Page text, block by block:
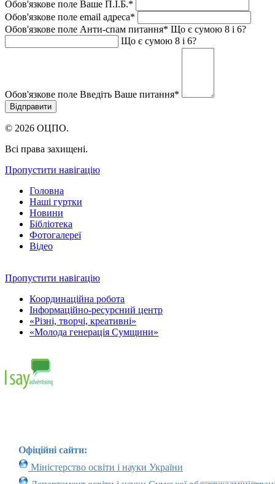
Обов'язкове поле Ваше П.I.Б.*
Обов'язкове поле email адреса*
Обов'язкове поле Анти-спам питання* Що є сумою 8 і 6?
Що є сумою 8 і 6?
Обов'язкове поле Введіть Ваше питання*
© 2026 ОЦПО.
Всі права захищені.
Пропустити навігацію
Головна
Наші гуртки
Новини
Бібліотека
Фотогалереї
Відео
Пропустити навігацію
Координаційна робота
Інформаційно-ресурсний центр
«Різні, творчі, креативні»
«Молода генерація Сумщини»
Офіційні сайти:
Міністерство освіти і науки України